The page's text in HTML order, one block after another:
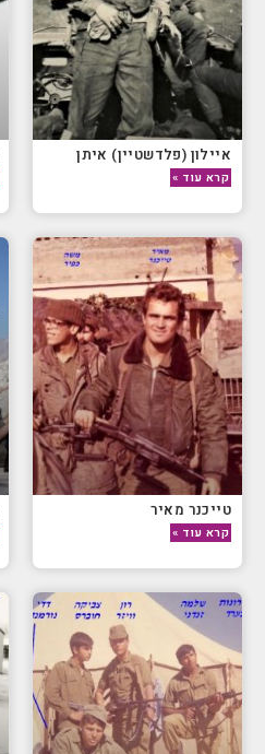
איילון (פלדשטיין) איתן
קרא עוד »
טייכנר מאיר
קרא עוד »